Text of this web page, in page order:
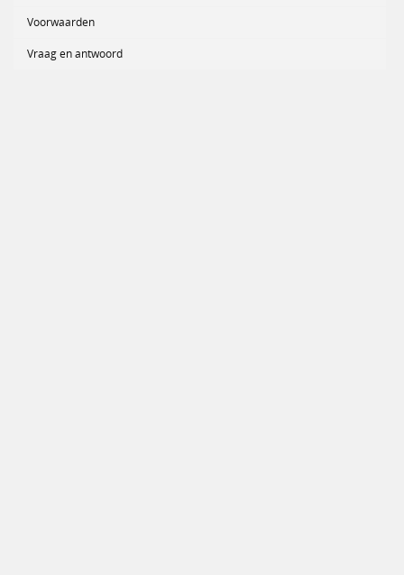
Voorwaarden
Vraag en antwoord